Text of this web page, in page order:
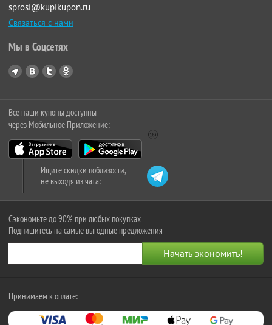
sprosi@kupikupon.ru
Связаться с нами
Мы в Соцсетях
Все наши купоны доступны
через Мобильное Приложение:
Ищите скидки поблизости,
не выходя из чата:
Сэкономьте до 90% при любых покупках
Подпишитесь на самые выгодные предложения
Принимаем к оплате: